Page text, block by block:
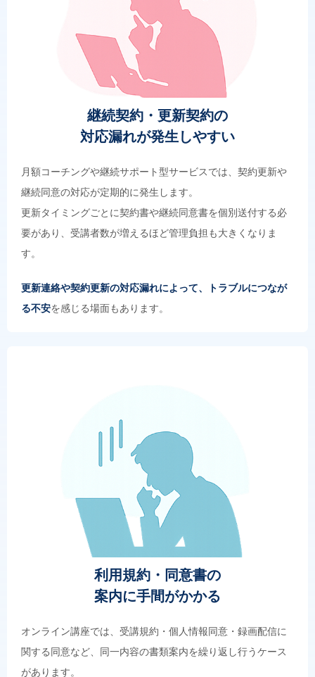
継続契約・更新契約の
対応漏れが発生しやすい
月額コーチングや継続サポート型サービスでは、契約更新や
継続同意の対応が定期的に発生します。
更新タイミングごとに契約書や継続同意書を個別送付する必
要があり、受講者数が増えるほど管理負担も大きくなりま
す。
更新連絡や契約更新の対応漏れによって、トラブルにつなが
る不安を感じる場面もあります。
利用規約・同意書の
案内に手間がかかる
オンライン講座では、受講規約・個人情報同意・録画配信に
関する同意など、同一内容の書類案内を繰り返し行うケース
があります。